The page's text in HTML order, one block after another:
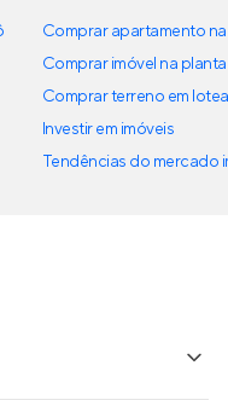
Comprar apartamento
Comprar imóvel na planta
Comprar terreno em
Investir em imóveis
Tendências do mercado